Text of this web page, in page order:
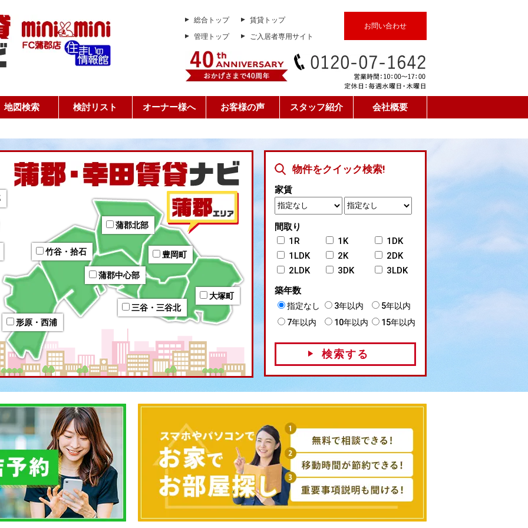
総合トップ
賃貸トップ
管理トップ
ご入居者専用サイト
お問い合わせ
地図検索 検討リスト オーナー様へ お客様の声 スタッフ紹介 会社概要
大塚町
豊岡町
三谷・三谷北
蒲郡北部
蒲郡中心部
竹谷・拾石
形原・西浦
物件をクイック検索!
家賃
間取り
1R
1K
1DK
1LDK
2K
2DK
2LDK
3DK
3LDK
築年数
指定なし 3年以内
5年以内
7年以内
10年以内 15年以内